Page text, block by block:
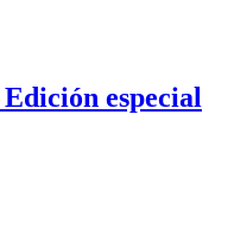
especial